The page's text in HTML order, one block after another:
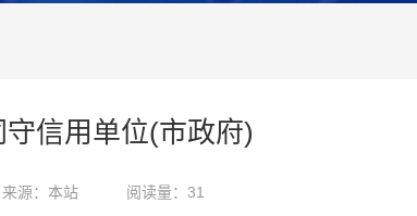
信用单位(市政府)
来源：本站 阅读量：31